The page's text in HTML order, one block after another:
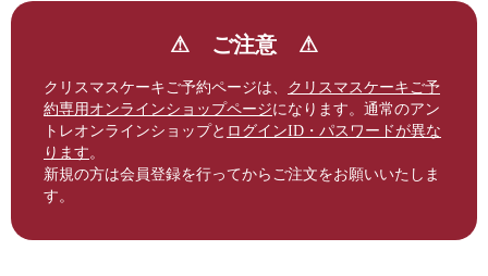
⚠︎ ご注意 ⚠︎
クリスマスケーキご予約ページは、 クリスマスケーキご予
約専用オンラインショップページになります。通常のアン
トレオンラインショップと ログインID・パスワードが異な
ります 。
新規の方は会員登録を行ってからご注文をお願いいたしま
す。